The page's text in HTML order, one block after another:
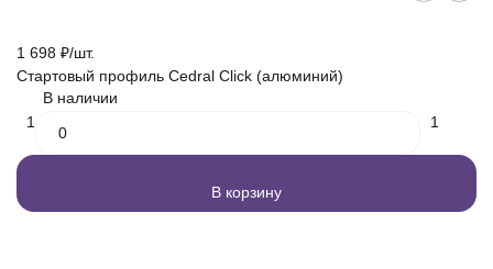
1 698 ₽/шт.
Стартовый профиль Cedral Click (алюминий)
В наличии
1
1
В корзину